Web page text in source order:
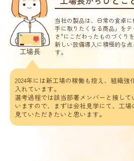
工場長
当社の製品は、日常の食卓
手に取りたくなる商品」 を
さ"にこだわったものづくり
新しい設備導入に積極的な
す。
2024年には新工場の稼働も控え、組織強
入れています。
選考過程では該当部署メンバーと接して
いますので、
まずは会社見学にて、工
見ていただきたいと思います。